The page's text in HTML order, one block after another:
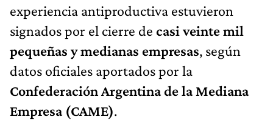
experiencia antiproductiva estuvieron
signados por el cierre de casi veinte mil
pequeñas y medianas empresas, según
datos oficiales aportados por la
Confederación Argentina de la Mediana
Empresa (CAME).